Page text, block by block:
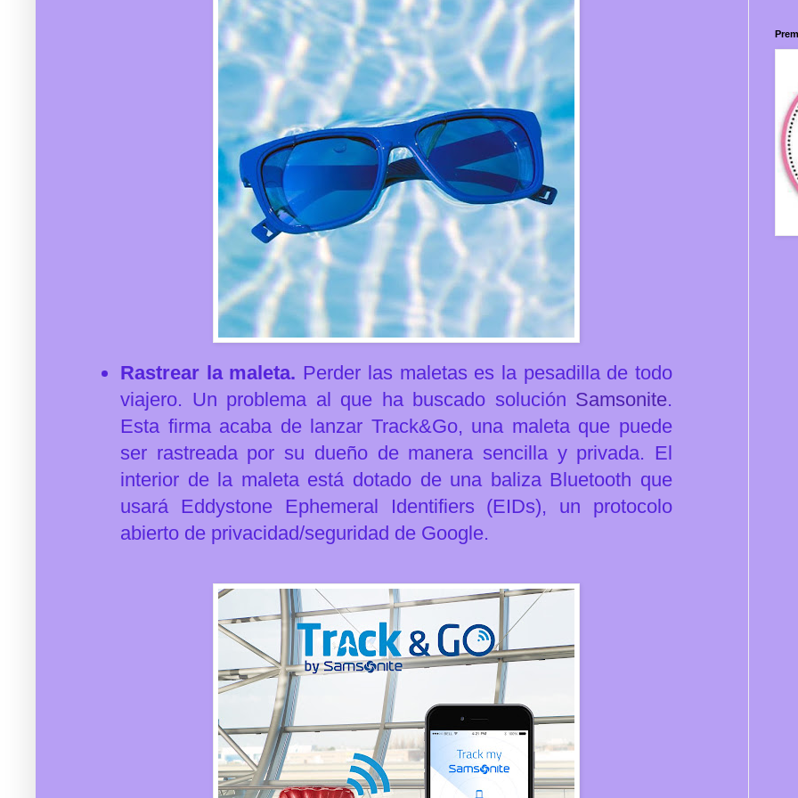
Rastrear la maleta. Perder las maletas es la pesadilla de todo
viajero. Un problema al que ha buscado solución Samsonite.
Esta firma acaba de lanzar Track&Go, una maleta que puede
ser rastreada por su dueño de manera sencilla y privada. El
interior de la maleta está dotado de una baliza Bluetooth que
usará Eddystone Ephemeral Identifiers (EIDs), un protocolo
abierto de privacidad/seguridad de Google.